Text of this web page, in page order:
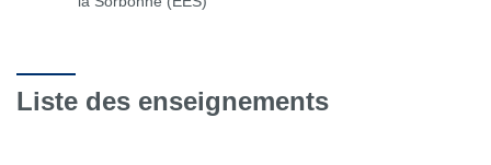
Liste des enseignements